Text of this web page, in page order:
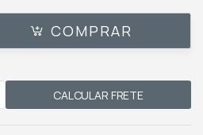
COMPRAR
CALCULAR FRETE